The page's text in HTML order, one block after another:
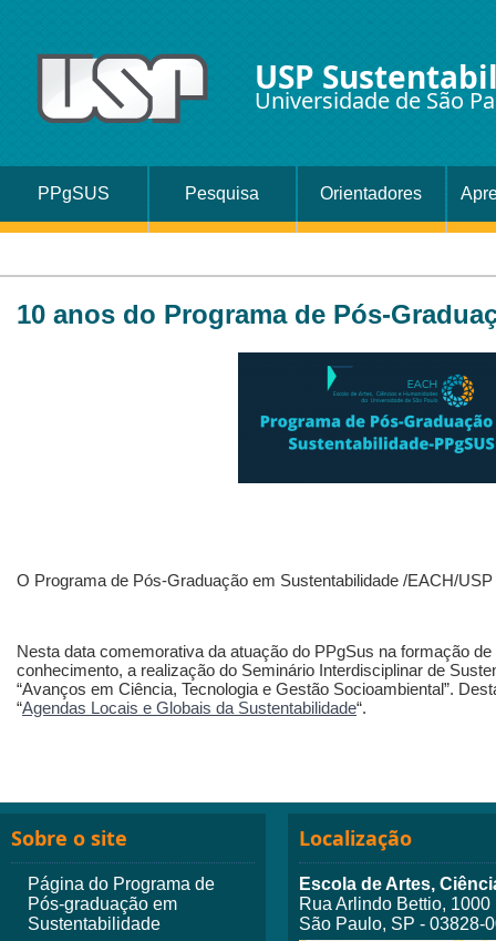
USP
Universidade de São
PPgSUS Pesquisa Orientadores
10 anos do Programa de Pós-
O Programa de Pós-Graduação em Sustentabilidade /EACH/
Nesta data comemorativa da atuação do PPgSus na formação
conhecimento, a realização do Seminário Interdisciplinar de
“Avanços em Ciência, Tecnologia e Gestão Socioambiental”.
“Agendas Locais e Globais da Sustentabilidade“.
Sobre o site
Página do Programa de
Pós-graduação em
Sustentabilidade
Localização
Escola de Artes,
Rua Arlindo Bettio, 1000
São Paulo, SP - 03828-